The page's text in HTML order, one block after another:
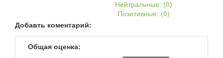
1.6 VVT (115 Hp) Automatic (J) Sports Tourer
Astra
1.6 VVT (180 Hp) Turbo (J) Sports Tourer
Astra
1.6 VVT (180 Hp) Turbo Automatic (J) Sports Tourer
Нейтральные: (0)
Позитивные: (0)
Добавть коментарий:
Общая оценка: